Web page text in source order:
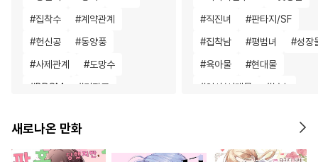
#집착수 #계약관계
#헌신공 #동양풍
#사제관계 #도망수
#BDSM #키작공
#장발 #질투
# 육아물 #평범공 #능욕공
#직진녀 #판타지/SF
#집착남 #평범녀 #성장
#육아물 #현대물
#역사/시대물 #복수
친구
#인외존재 #죽음/살인
새로나온 만화